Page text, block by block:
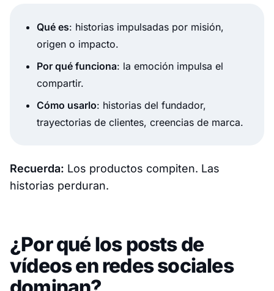
Qué es: historias impulsadas por misión,
origen o impacto.
Por qué funciona: la emoción impulsa el
compartir.
Cómo usarlo: historias del fundador,
trayectorias de clientes, creencias de marca.
Recuerda: Los productos compiten. Las
historias perduran.
¿Por qué los posts de
vídeos en redes sociales